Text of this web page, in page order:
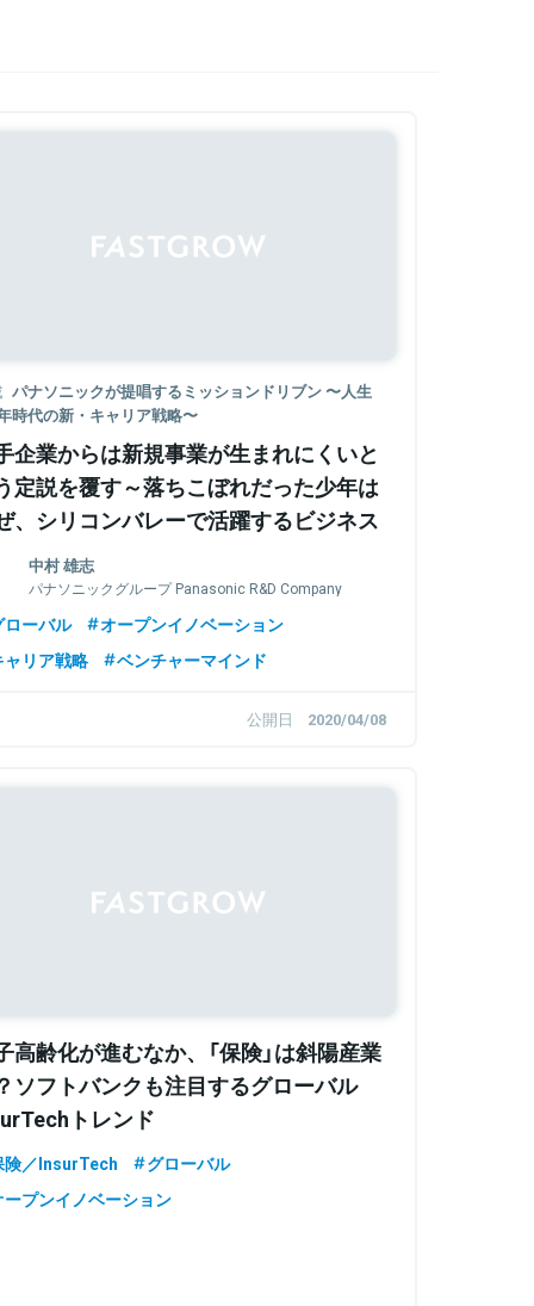
パナソニックが提唱するミッションドリブン 〜人生
時代の新・キャリア戦略〜
企業からは新規事業が生まれにくいと
定説を覆す～落ちこぼれだった少年は
、シリコンバレーで活躍するビジネス
ーソンになれたのか～
中村 雄志
パナソニックグループ Panasonic R&D Company
of America, Senior Manager
ローバル
オープンイノベーション
ャリア戦略
ベンチャーマインド
公開日 2020/04/08
高齢化が進むなか、「保険」は斜陽産業
ソフトバンクも注目するグローバル
トレンド
険／InsurTech
グローバル
ープンイノベーション